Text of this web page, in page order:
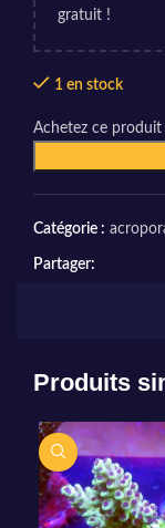
gratuit !
1 en stock
Achetez ce
Catégorie :
Partager:
Produits